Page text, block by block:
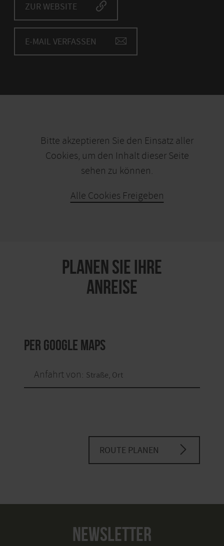
ZUR WEBSITE
E-MAIL VERFASSEN
Bitte akzeptieren Sie den Einsatz aller
Cookies, um den Inhalt dieser Seite
sehen zu können.
Alle Cookies Freigeben
PLANEN SIE IHRE
ANREISE
per Google Maps
Anfahrt von:
ROUTE PLANEN
NEWSLETTER